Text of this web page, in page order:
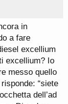
in
a fare
excellium
excellium? Io
messo quello
“siete
dell’ad